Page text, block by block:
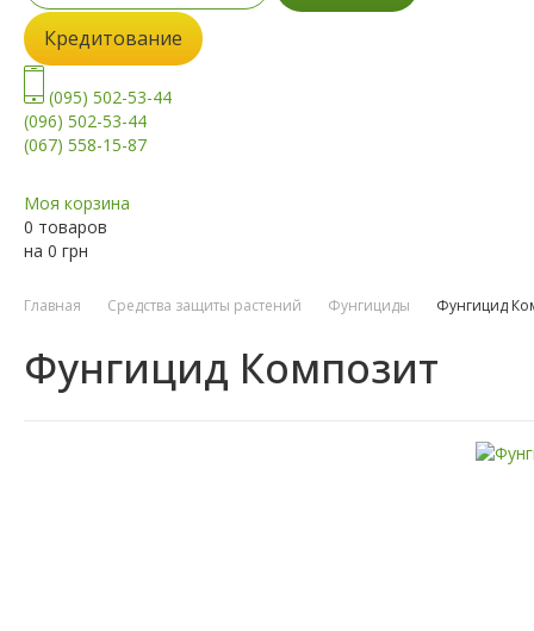
Кредитование
(095) 502-53-44
(096) 502-53-44
(067) 558-15-87
Моя корзина
0 товаров
на 0 грн
Главная Средства защиты растений Фунгициды Фунгицид
Фунгицид Композит